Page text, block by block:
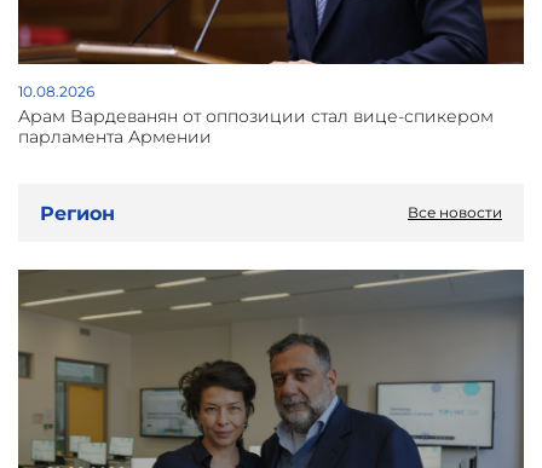
10.08.2026
Арам Вардеванян от оппозиции стал вице-спикером
парламента Армении
Регион Все новости